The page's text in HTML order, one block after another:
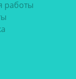
работы